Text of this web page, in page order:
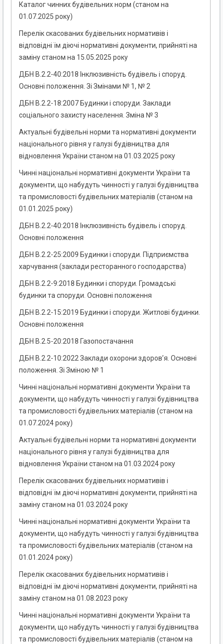
Каталог чинних будівельних норм (станом на
01.07.2025 року)
Перелік скасованих будівельних нормативів і
відповідні їм діючі нормативні документи, прийняті на
заміну станом на 15.05.2025 року
ДБН В.2.2-40:2018 Інклюзивність будівель і споруд.
Основні положення. Зі Змінами № 1, № 2
ДБН В.2.2-18:2007 Будинки і споруди. Заклади
соціального захисту населення. Зміна № 3
Актуальні будівельні норми та нормативні документи
національного рівня у галузі будівництва для
відновлення України станом на 01.03.2025 року
Чинні національні нормативні документи України та
документи, що набудуть чинності у галузі будівництва
та промисловості будівельних матеріалів (станом на
01.01.2025 року)
ДБН В.2.2-40:2018 Інклюзивність будівель і споруд.
Основні положення
ДБН В.2.2-25:2009 Будинки і споруди. Підприємства
харчування (заклади ресторанного господарства)
ДБН В.2.2-9:2018 Будинки і споруди. Громадські
будинки та споруди. Основні положення
ДБН В.2.2-15:2019 Будинки і споруди. Житлові будинки.
Основні положення
ДБН В.2.5-20:2018 Газопостачання
ДБН В.2.2-10:2022 Заклади охорони здоров’я. Основні
положення. Зі Зміною № 1
Чинні національні нормативні документи України та
документи, що набудуть чинності у галузі будівництва
та промисловості будівельних матеріалів (станом на
01.07.2024 року)
Актуальні будівельні норми та нормативні документи
національного рівня у галузі будівництва для
відновлення України станом на 01.03.2024 року
Перелік скасованих будівельних нормативів і
відповідні їм діючі нормативні документи, прийняті на
заміну станом на 01.03.2024 року
Чинні національні нормативні документи України та
документи, що набудуть чинності у галузі будівництва
та промисловості будівельних матеріалів (станом на
01.01.2024 року)
Перелік скасованих будівельних нормативів і
відповідні їм діючі нормативні документи, прийняті на
заміну станом на 01.08.2023 року
Чинні національні нормативні документи України та
документи, що набудуть чинності у галузі будівництва
та промисловості будівельних матеріалів (станом на